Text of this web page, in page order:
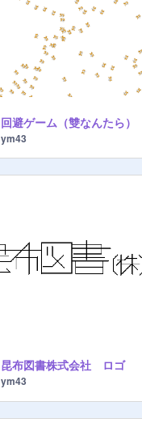
回避ゲーム（雙なんたら）
ym43
昆布図書株式会社 ロゴ
ym43